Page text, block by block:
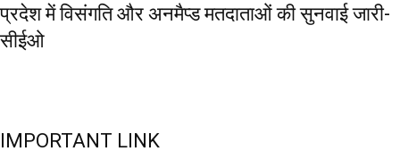
प्रदेश में विसंगति और अनमैप्ड मतदाताओं की सुनवाई जारी-
सीईओ
IMPORTANT LINK